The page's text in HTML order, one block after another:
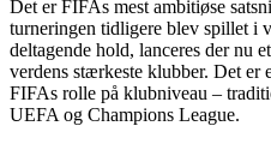
Det er FIFAs mest ambitiøse
turneringen tidligere blev spillet i
deltagende hold, lanceres der nu
verdens stærkeste klubber. Det er
FIFAs rolle på klubniveau –
UEFA og Champions League.